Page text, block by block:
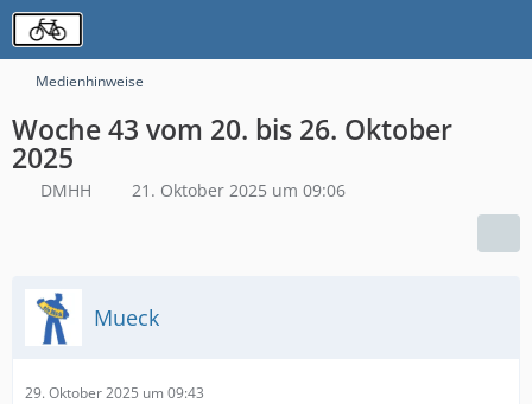
Medienhinweise
Woche 43 vom 20. bis 26. Oktober
2025
DMHH 21. Oktober 2025 um 09:06
Mueck
29. Oktober 2025 um 09:43